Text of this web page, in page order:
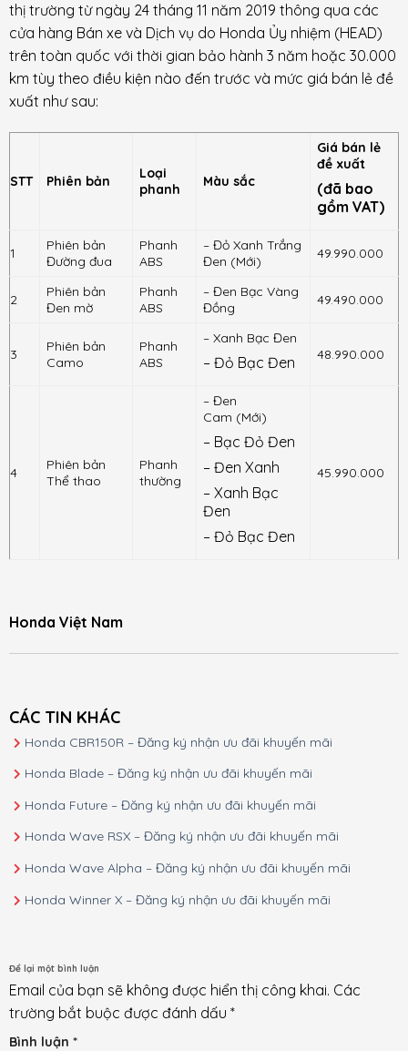
thị trường từ ngày 24 tháng 11 năm 2019 thông qua các
cửa hàng Bán xe và Dịch vụ do Honda Ủy nhiệm (HEAD)
trên toàn quốc với thời gian bảo hành 3 năm hoặc 30.000
km tùy theo điều kiện nào đến trước và mức giá bán lẻ đề
xuất như sau:
STT Phiên bản
Loại
phanh
Màu sắc
Giá bán lẻ
đề xuất
(đã bao
gồm VAT)
1
Phiên bản
Đường đua
Phanh
ABS
– Đỏ Xanh Trắng
Đen (Mới)
49.990.000
2
Phiên bản
Đen mờ
Phanh
ABS
– Đen Bạc Vàng
Đồng
49.490.000
3
Phiên bản
Camo
Phanh
ABS
– Xanh Bạc Đen
– Đỏ Bạc Đen 48.990.000
4
Phiên bản
Thể thao
Phanh
thường
– Đen
Cam (Mới)
– Bạc Đỏ Đen
– Đen Xanh
– Xanh Bạc
Đen
– Đỏ Bạc Đen
45.990.000
Honda Việt Nam
CÁC TIN KHÁC
Honda CBR150R – Đăng ký nhận ưu đãi khuyến mãi
Honda Blade – Đăng ký nhận ưu đãi khuyến mãi
Honda Future – Đăng ký nhận ưu đãi khuyến mãi
Honda Wave RSX – Đăng ký nhận ưu đãi khuyến mãi
Honda Wave Alpha – Đăng ký nhận ưu đãi khuyến mãi
Honda Winner X – Đăng ký nhận ưu đãi khuyến mãi
Để lại một bình luận
Email của bạn sẽ không được hiển thị công khai. Các
trường bắt buộc được đánh dấu *
Bình luận *